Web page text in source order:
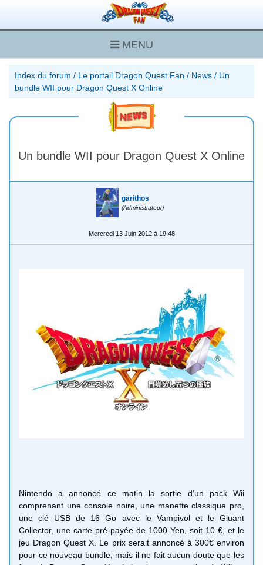
MENU
Index du forum / Le portail Dragon Quest Fan / News / Un
bundle WII pour Dragon Quest X Online
Un bundle WII pour Dragon Quest X Online
garithos
(Administrateur)
Mercredi 13 Juin 2012 à 19:48
Nintendo a annoncé ce matin la sortie d'un pack Wii
comprenant une console noire, une manette classique pro,
une clé USB de 16 Go avec le Vampivol et le Gluant
Collector, une carte pré-payée de 1000 Yen, soit 10 €, et le
jeu Dragon Quest X. Le prix serait annoncé à 300€ environ
pour ce nouveau bundle, mais il ne fait aucun doute que les